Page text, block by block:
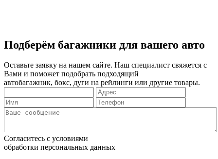
Подберём багажники для вашего авто
Оставьте заявку на нашем сайте. Наш специалист свяжется с
Вами и поможет подобрать подходящий
автобагажник, бокс, дуги на рейлинги или другие товары.
Согласитесь с условиями
обработки персональных данных